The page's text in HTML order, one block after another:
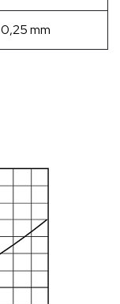
0,25 mm